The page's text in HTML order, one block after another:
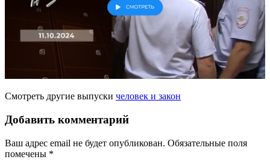
Смотреть другие выпуски человек и закон
Добавить комментарий
Ваш адрес email не будет опубликован. Обязательные поля
помечены *